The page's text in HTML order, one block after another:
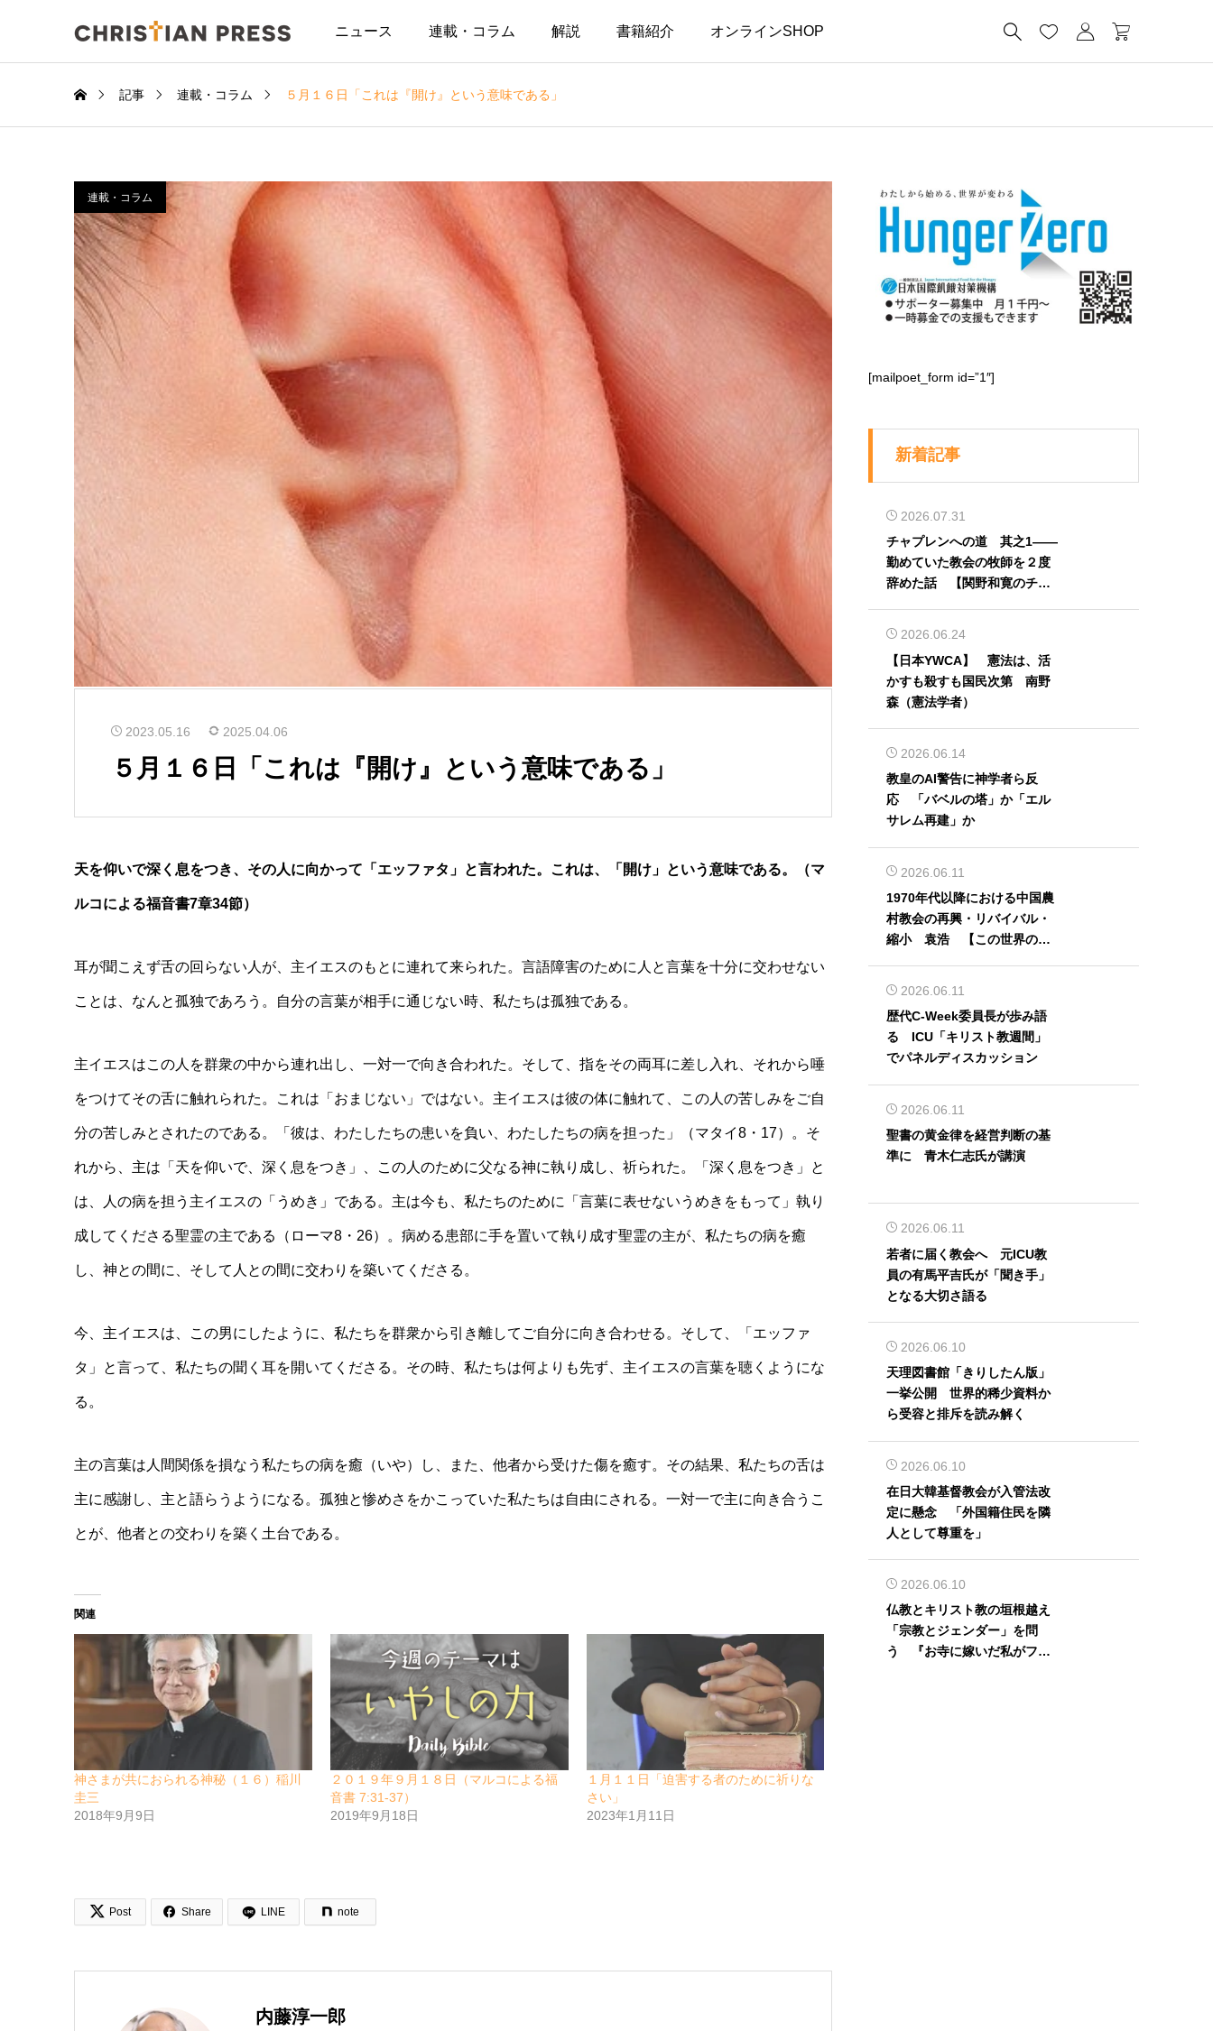
ニュース 連載・コラム 解説 書籍紹介 オンラインSHOP    
記事 連載・コラム ５月１６日「これは『開け』という意味である」
連載・コラム
2023.05.16 2025.04.06
５月１６日「これは『開け』という意味である」
天を仰いで深く息をつき、その人に向かって「エッファタ」と言われた。これは、「開け」という意味である。（マ
ルコによる福音書7章34節）
耳が聞こえず舌の回らない人が、主イエスのもとに連れて来られた。言語障害のために人と言葉を十分に交わせない
ことは、なんと孤独であろう。自分の言葉が相手に通じない時、私たちは孤独である。
主イエスはこの人を群衆の中から連れ出し、一対一で向き合われた。そして、指をその両耳に差し入れ、それから唾
をつけてその舌に触れられた。これは「おまじない」ではない。主イエスは彼の体に触れて、この人の苦しみをご自
分の苦しみとされたのである。「彼は、わたしたちの患いを負い、わたしたちの病を担った」（マタイ8・17）。そ
れから、主は「天を仰いで、深く息をつき」、この人のために父なる神に執り成し、祈られた。「深く息をつき」と
は、人の病を担う主イエスの「うめき」である。主は今も、私たちのために「言葉に表せないうめきをもって」執り
成してくださる聖霊の主である（ローマ8・26）。病める患部に手を置いて執り成す聖霊の主が、私たちの病を癒
し、神との間に、そして人との間に交わりを築いてくださる。
今、主イエスは、この男にしたように、私たちを群衆から引き離してご自分に向き合わせる。そして、「エッファ
タ」と言って、私たちの聞く耳を開いてくださる。その時、私たちは何よりも先ず、主イエスの言葉を聴くようにな
る。
主の言葉は人間関係を損なう私たちの病を癒（いや）し、また、他者から受けた傷を癒す。その結果、私たちの舌は
主に感謝し、主と語らうようになる。孤独と惨めさをかこっていた私たちは自由にされる。一対一で主に向き合うこ
とが、他者との交わりを築く土台である。
関連
神さまが共におられる神秘（１６）稲川
圭三
2018年9月9日
２０１９年９月１８日（マルコによる福
音書 7:31-37）
2019年9月18日
１月１１日「迫害する者のために祈りな
さい」
2023年1月11日
 Post  Share LINE note
内藤淳一郎
[mailpoet_form id=”1″]
新着記事
2026.07.31
チャプレンへの道 其之1――
勤めていた教会の牧師を２度
辞めた話 【関野和寛のチャ
2026.06.24
【日本YWCA】 憲法は、活
かすも殺すも国民次第 南野
森（憲法学者）
2026.06.14
教皇のAI警告に神学者ら反
応 「バベルの塔」か「エル
サレム再建」か
2026.06.11
1970年代以降における中国農
村教会の再興・リバイバル・
縮小 袁浩 【この世界の片
2026.06.11
歴代C-Week委員長が歩み語
る ICU「キリスト教週間」
でパネルディスカッション
2026.06.11
聖書の黄金律を経営判断の基
準に 青木仁志氏が講演
2026.06.11
若者に届く教会へ 元ICU教
員の有馬平吉氏が「聞き手」
となる大切さ語る
2026.06.10
天理図書館「きりしたん版」
一挙公開 世界的稀少資料か
ら受容と排斥を読み解く
2026.06.10
在日大韓基督教会が入管法改
定に懸念 「外国籍住民を隣
人として尊重を」
2026.06.10
仏教とキリスト教の垣根越え
「宗教とジェンダー」を問
う 『お寺に嫁いだ私がフェ